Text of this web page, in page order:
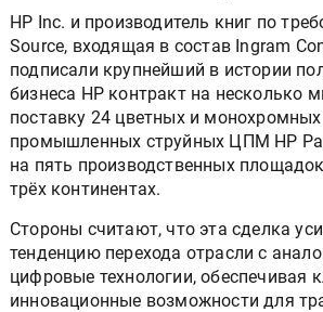
HP Inc. и производитель книг по
Source, входящая в состав Ingram
подписали крупнейший в истории
бизнеса HP контракт на несколько
поставку 24 цветных и
промышленных струйных ЦПМ HP
на пять производственных
трёх континентах.
Стороны считают, что эта сделка
тенденцию перехода отрасли с
цифровые технологии, обеспечивая
инновационные возможности для